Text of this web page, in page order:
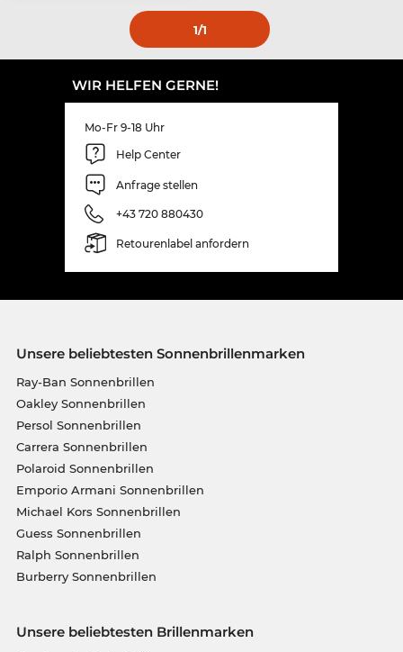
1/1
WIR HELFEN GERNE!
Mo-Fr 9-18 Uhr
Help Center
Anfrage stellen
+43 720 880430
Retourenlabel anfordern
Unsere beliebtesten Sonnenbrillenmarken
Ray-Ban Sonnenbrillen
Oakley Sonnenbrillen
Persol Sonnenbrillen
Carrera Sonnenbrillen
Polaroid Sonnenbrillen
Emporio Armani Sonnenbrillen
Michael Kors Sonnenbrillen
Guess Sonnenbrillen
Ralph Sonnenbrillen
Burberry Sonnenbrillen
Unsere beliebtesten Brillenmarken